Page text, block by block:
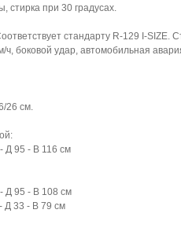
стирка при 30 градусах.
стандарту R-129 I-
ч, боковой удар, автомобильная
26 см.
Д 95 - В 116 см
Д 95 - В 108 см
Д 33 - В 79 см